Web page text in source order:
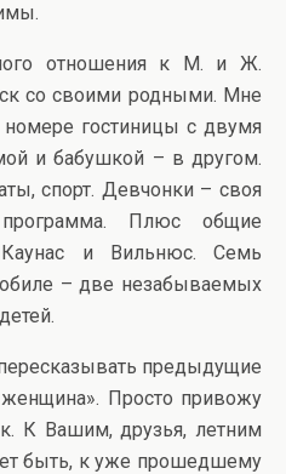
отношения к М. и Ж.
со своими родными. Мне
гостиницы с двумя
и бабушкой – в другом.
спорт. Девчонки – своя
программа. Плюс общие
Каунас и Вильнюс. Семь
– две незабываемых
предыдущие
Просто привожу
К Вашим, друзья, летним
быть, к уже прошедшему